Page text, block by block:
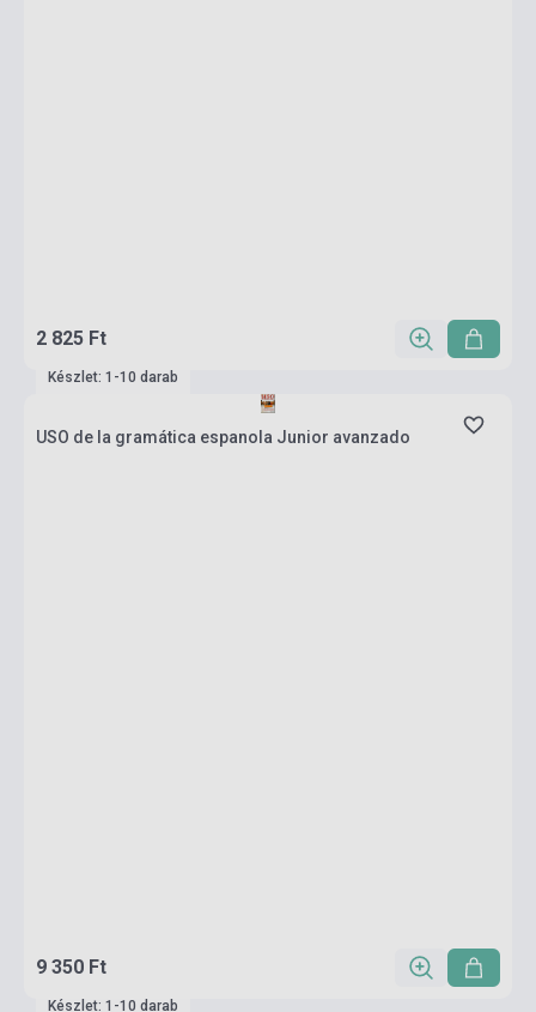
2 825 Ft
Készlet: 1-10 darab
USO de la gramática espanola Junior avanzado
9 350 Ft
Készlet: 1-10 darab